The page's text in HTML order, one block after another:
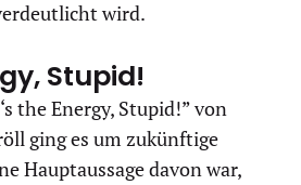
wird.
Stupid!
the Energy, Stupid!” von
ging es um zukünftige
Hauptaussage davon war,